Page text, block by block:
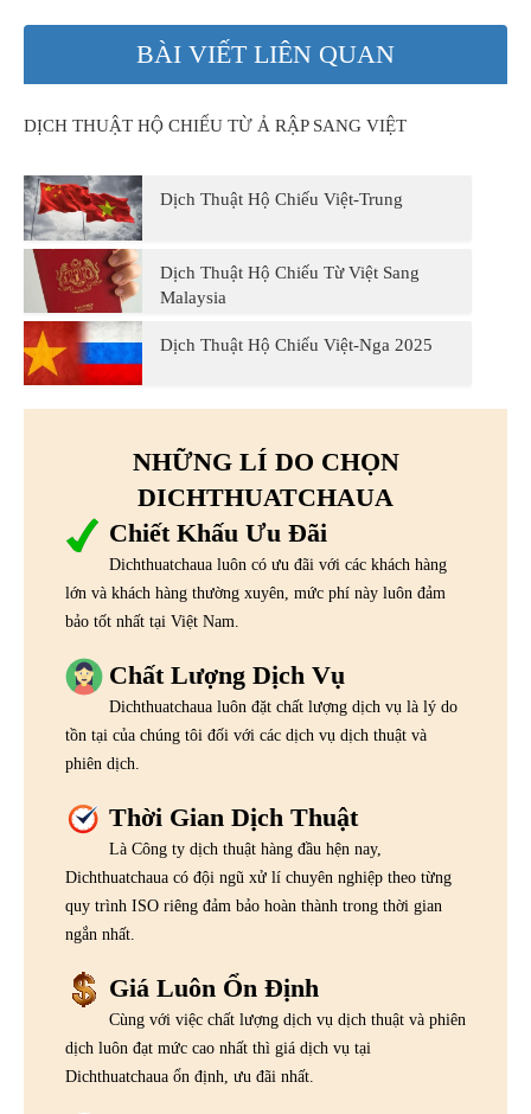
BÀI VIẾT LIÊN QUAN
DỊCH THUẬT HỘ CHIẾU TỪ Ả RẬP SANG VIỆT
Dịch Thuật Hộ Chiếu Việt-Trung
Dịch Thuật Hộ Chiếu Từ Việt Sang
Malaysia
Dịch Thuật Hộ Chiếu Việt-Nga 2025
NHỮNG LÍ DO CHỌN
DICHTHUATCHAUA
Chiết Khấu Ưu Đãi
Dichthuatchaua luôn có ưu đãi với các khách hàng
lớn và khách hàng thường xuyên, mức phí này luôn đảm
bảo tốt nhất tại Việt Nam.
Chất Lượng Dịch Vụ
Dichthuatchaua luôn đặt chất lượng dịch vụ là lý do
tồn tại của chúng tôi đối với các dịch vụ dịch thuật và
phiên dịch.
Thời Gian Dịch Thuật
Là Công ty dịch thuật hàng đầu hện nay,
Dichthuatchaua có đội ngũ xử lí chuyên nghiệp theo từng
quy trình ISO riêng đảm bảo hoàn thành trong thời gian
ngắn nhất.
Giá Luôn Ổn Định
Cùng với việc chất lượng dịch vụ dịch thuật và phiên
dịch luôn đạt mức cao nhất thì giá dịch vụ tại
Dichthuatchaua ổn định, ưu đãi nhất.